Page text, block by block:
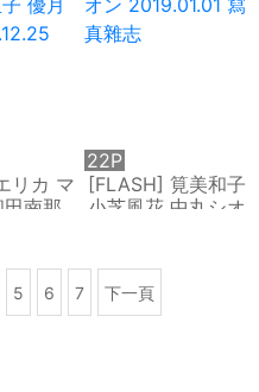
リカ マ
田南那
志
[FLASH] 筧美和子
小芝風花 中丸シオ
22P
5 6 7 下一頁